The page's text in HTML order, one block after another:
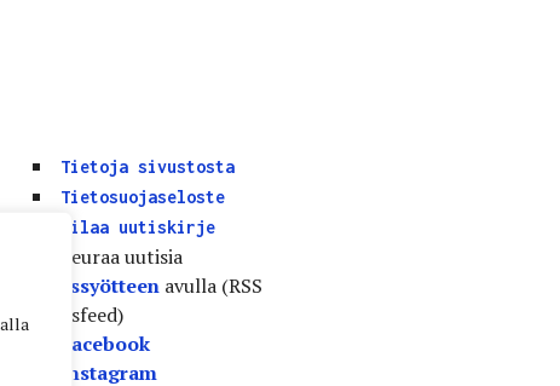
Tietoja sivustosta
Tietosuojaseloste
Tilaa uutiskirje
Seuraa uutisia
uutissyötteen avulla (RSS
Newsfeed)
Facebook
Instagram